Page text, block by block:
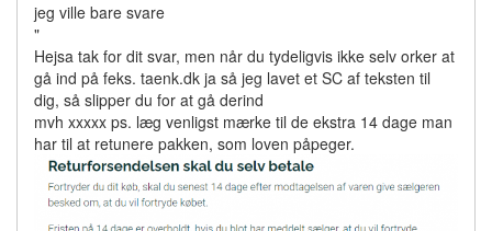
jeg ville bare svare
"
Hejsa tak for dit svar, men når du tydeligvis ikke selv orker at
gå ind på feks. taenk.dk ja så jeg lavet et SC af teksten til
dig, så slipper du for at gå derind
mvh xxxxx ps. læg venligst mærke til de ekstra 14 dage man
har til at retunere pakken, som loven påpeger.